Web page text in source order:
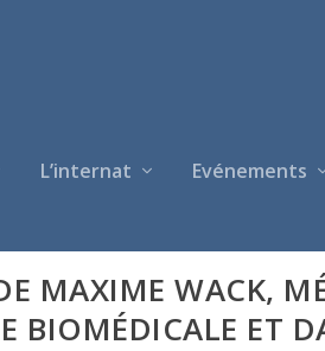
L’internat Evénements
MAXIME WACK,
BIOMÉDICALE ET